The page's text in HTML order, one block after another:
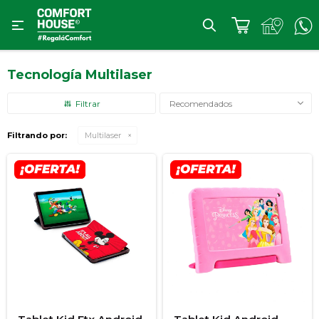

Tecnología Multilaser
Recomendados
Filtrando por: Multilaser